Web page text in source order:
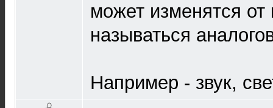
может изменятся
называться
Например - звук,